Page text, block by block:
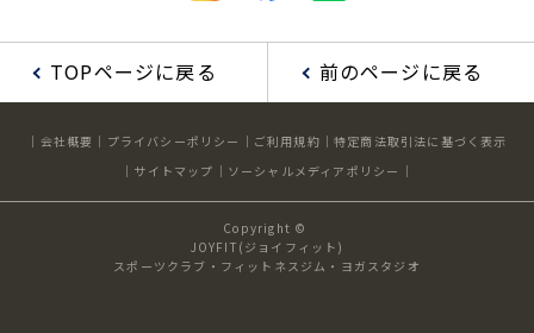
TOPページに戻る 前のページに戻る
会社概要 プライバシーポリシー ご利用規約
特定商法取引法に基づく表示
サイトマップ
ソーシャルメディアポリシー
Copyright ©
JOYFIT(ジョイフィット)
スポーツクラブ・フィットネスジム・ヨガスタジオ